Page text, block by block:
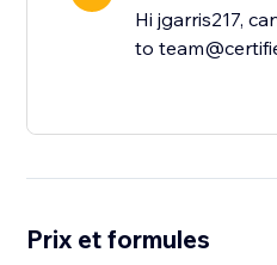
Hi jgarris217,
to
Prix et formules